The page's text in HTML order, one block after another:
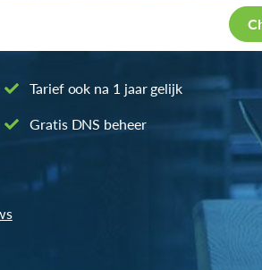
Tarief ook na 1 jaar gelijk
Gratis DNS beheer